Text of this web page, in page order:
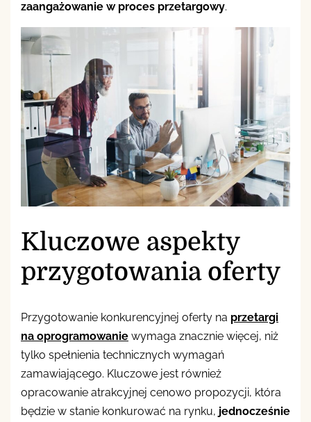
zaangażowanie w proces przetargowy.
Kluczowe aspekty
przygotowania oferty
Przygotowanie konkurencyjnej oferty na przetargi
na oprogramowanie wymaga znacznie więcej, niż
tylko spełnienia technicznych wymagań
zamawiającego. Kluczowe jest również
opracowanie atrakcyjnej cenowo propozycji, która
będzie w stanie konkurować na rynku, jednocześnie